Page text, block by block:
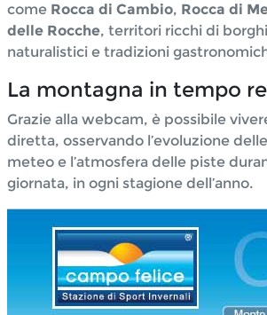
come Rocca di Cambio, Rocca di
delle Rocche, territori ricchi di
naturalistici e tradizioni
La montagna in tempo
Grazie alla webcam, è possibile
diretta, osservando l’evoluzione
meteo e l’atmosfera delle piste
giornata, in ogni stagione dell’anno.